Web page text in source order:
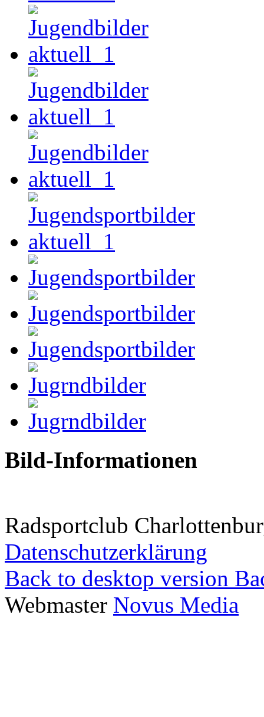
Bild-Informationen
Radsportclub
Datenschutzerklärung
Back to desktop version
Webmaster Novus Media